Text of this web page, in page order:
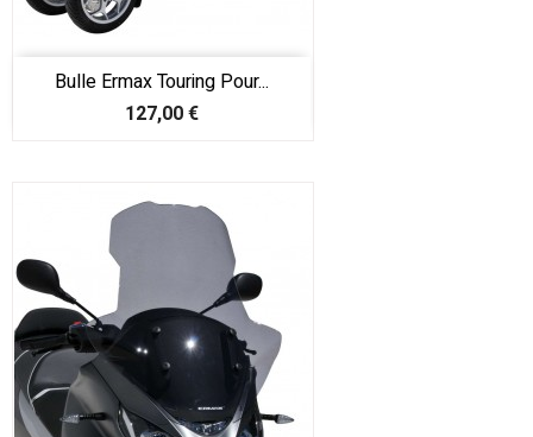
Bulle Ermax Touring Pour...
Prix
127,00 €